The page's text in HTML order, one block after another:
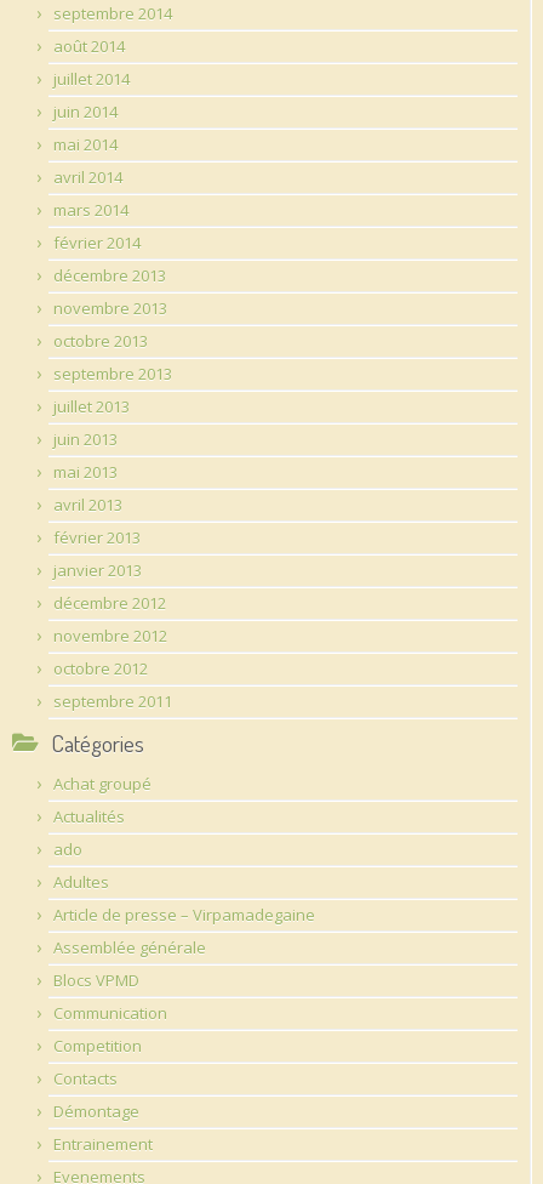
septembre 2014
août 2014
juillet 2014
juin 2014
mai 2014
avril 2014
mars 2014
février 2014
décembre 2013
novembre 2013
octobre 2013
septembre 2013
juillet 2013
juin 2013
mai 2013
avril 2013
février 2013
janvier 2013
décembre 2012
novembre 2012
octobre 2012
septembre 2011
Catégories
Achat groupé
Actualités
ado
Adultes
Article de presse – Virpamadegaine
Assemblée générale
Blocs VPMD
Communication
Competition
Contacts
Démontage
Entrainement
Evenements